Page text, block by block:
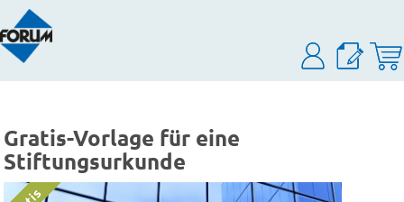
Gratis-Vorlage für eine
Stiftungsurkunde